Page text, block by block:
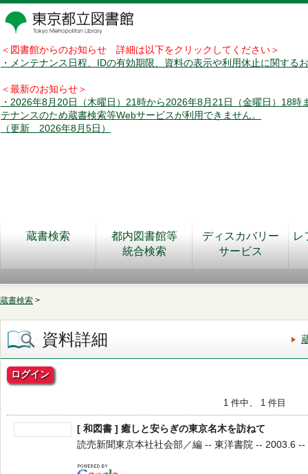
＜図書館からのお知らせ 詳細は以下をクリックしてください＞
・メンテナンス日程、IDの有効期限、資料の表示や利用休止に関する
＜最新のお知らせ＞
・2026年8月20日（木曜日）21時から2026年8月21日（金曜日）18時
テナンスのため蔵書検索等Webサービスが利用できません。
（更新 2026年8月5日）
蔵書検索
都内図書館等
統合検索
ディスカバリー
サービス
レ
蔵書検索 >
資料詳細
ログイン
1 件中、 1 件目
[ 和図書 ] 癒しと安らぎの東京名木を訪ねて
読売新聞東京本社社会部／編 -- 東洋書院 -- 2003.6 --